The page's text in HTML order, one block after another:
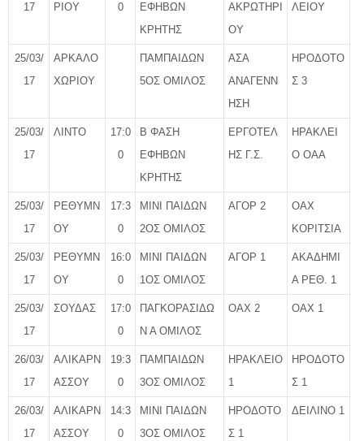
17
ΡΙΟΥ
0
ΕΦΗΒΩΝ
ΚΡΗΤΗΣ
ΑΚΡΩΤΗΡΙ
ΟΥ
ΛΕΙΟΥ
25/03/
17
ΑΡΚΑΛΟ
ΧΩΡΙΟΥ
ΠΑΜΠΑΙΔΩΝ
5ΟΣ ΟΜΙΛΟΣ
ΑΣΑ
ΑΝΑΓΕΝΝ
ΗΣΗ
ΗΡΟΔΟΤΟ
Σ 3
25/03/
17
ΛΙΝΤΟ
17:0
0
Β ΦΑΣΗ
ΕΦΗΒΩΝ
ΚΡΗΤΗΣ
ΕΡΓΟΤΕΛ
ΗΣ Γ.Σ.
ΗΡΑΚΛΕΙ
Ο ΟΑΑ
25/03/
17
ΡΕΘΥΜΝ
ΟΥ
17:3
0
ΜΙΝΙ ΠΑΙΔΩΝ
2ΟΣ ΟΜΙΛΟΣ
ΑΓΟΡ 2
ΟΑΧ
ΚΟΡΙΤΣΙΑ
25/03/
17
ΡΕΘΥΜΝ
ΟΥ
16:0
0
ΜΙΝΙ ΠΑΙΔΩΝ
1ΟΣ ΟΜΙΛΟΣ
ΑΓΟΡ 1
ΑΚΑΔΗΜΙ
Α ΡΕΘ. 1
25/03/
17
ΣΟΥΔΑΣ
17:0
0
ΠΑΓΚΟΡΑΣΙΔΩ
Ν Α ΟΜΙΛΟΣ
ΟΑΧ 2 ΟΑΧ 1
26/03/
17
ΑΛΙΚΑΡΝ
ΑΣΣΟΥ
19:3
0
ΠΑΜΠΑΙΔΩΝ
3ΟΣ ΟΜΙΛΟΣ
ΗΡΑΚΛΕΙΟ
1
ΗΡΟΔΟΤΟ
Σ 1
26/03/
17
ΑΛΙΚΑΡΝ
ΑΣΣΟΥ
14:3
0
ΜΙΝΙ ΠΑΙΔΩΝ
3ΟΣ ΟΜΙΛΟΣ
ΗΡΟΔΟΤΟ
Σ 1
ΔΕΙΛΙΝΟ 1